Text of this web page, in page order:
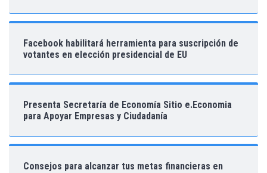
Facebook habilitará herramienta para suscripción de
votantes en elección presidencial de EU
Presenta Secretaría de Economía Sitio e.Economia
para Apoyar Empresas y Ciudadanía
Consejos para alcanzar tus metas financieras en